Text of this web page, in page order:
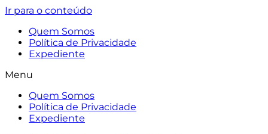
Ir para o conteúdo
Quem Somos
Política de Privacidade
Expediente
Menu
Quem Somos
Política de Privacidade
Expediente